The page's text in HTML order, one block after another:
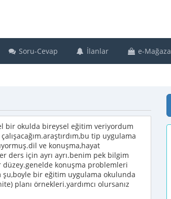
Soru-Cevap İlanlar e-Mağaza
bir okulda bireysel eğitim veriyordum
tip uygulama
ve konuşma,hayat
ders için ayrı ayrı.benim pek bilgim
konuşma problemleri
şu,boyle bir eğitim uygulama okulunda
planı örnekleri.yardımcı olursanız